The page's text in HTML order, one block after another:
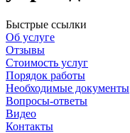
Быстрые ссылки
Об услуге
Отзывы
Стоимость услуг
Порядок работы
Необходимые документы
Вопросы-ответы
Видео
Контакты